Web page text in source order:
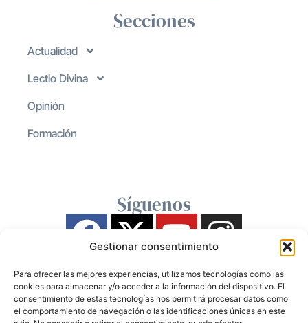
Gestionar consentimiento
Para ofrecer las mejores experiencias, utilizamos tecnologías como las
cookies para almacenar y/o acceder a la información del dispositivo. El
consentimiento de estas tecnologías nos permitirá procesar datos como
el comportamiento de navegación o las identificaciones únicas en este
Secciones
Actualidad
Lectio Divina
Opinión
Formación
Síguenos